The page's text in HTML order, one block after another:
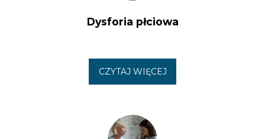
Dysforia płciowa
CZYTAJ WIĘCEJ